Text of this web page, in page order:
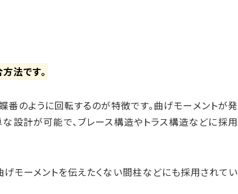
法です。
のように回転するのが特徴です。曲げモーメントが発
設計が可能で、ブレース構造やトラス構造などに採用
モーメントを伝えたくない間柱などにも採用されてい